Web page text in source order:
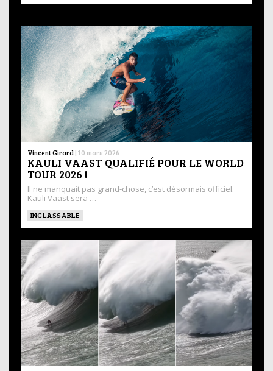
Vincent Girard | 10 mars 2026
KAULI VAAST QUALIFIÉ POUR LE WORLD
TOUR 2026 !
Il ne manquait pas grand-chose, c’est désormais officiel.
Kauli Vaast sera …
INCLASSABLE